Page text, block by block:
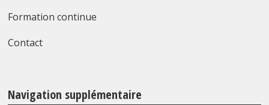
Formation continue
Contact
Navigation supplémentaire